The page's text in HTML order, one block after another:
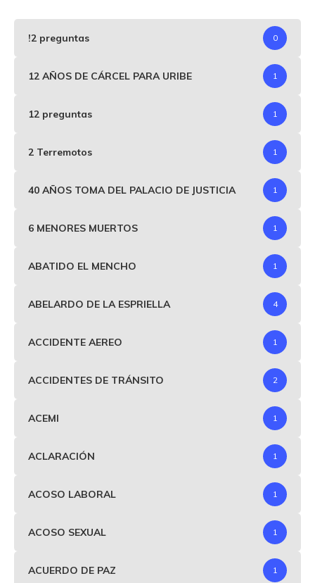
!2 preguntas 0
12 AÑOS DE CÁRCEL PARA URIBE 1
12 preguntas 1
2 Terremotos 1
40 AÑOS TOMA DEL PALACIO DE JUSTICIA 1
6 MENORES MUERTOS 1
ABATIDO EL MENCHO 1
ABELARDO DE LA ESPRIELLA 4
ACCIDENTE AEREO 1
ACCIDENTES DE TRÁNSITO 2
ACEMI 1
ACLARACIÓN 1
ACOSO LABORAL 1
ACOSO SEXUAL 1
ACUERDO DE PAZ 1